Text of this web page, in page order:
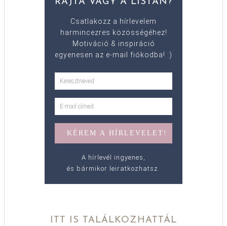
RAJTA VAGY A LISTÁN?
Csatlakozz a hírlevelem
harmincezres közösségéhez!
Motiváció & inspiráció
egyenesen az e-mail fiókodba! :)
A hírlevél ingyenes,
és bármikor leiratkozhatsz.
ITT IS TALÁLKOZHATTÁL